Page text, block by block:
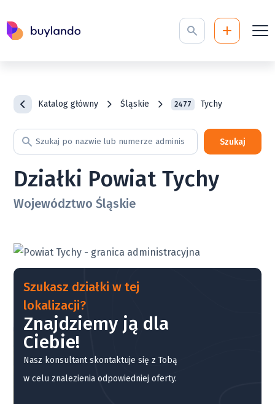
Katalog główny Śląskie 2477 Tychy
Szukaj
Działki Powiat Tychy
Województwo Śląskie
Szukasz działki w tej
lokalizacji?
Znajdziemy ją dla
Ciebie!
Nasz konsultant skontaktuje się z Tobą
w celu znalezienia odpowiedniej oferty.